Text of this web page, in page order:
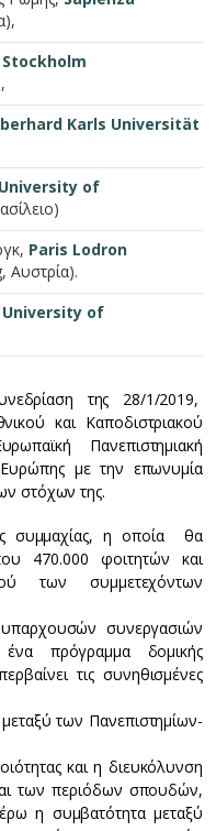
Stockholm
Karls Universität
University of
Paris Lodron
Αυστρία).
University of
της 28/1/2019,
και Καποδιστριακού
Πανεπιστημιακή
με την επωνυμία
στόχων της.
συμμαχίας, η οποία θα
470.000 φοιτητών και
των συμμετεχόντων
συνεργασιών
πρόγραμμα δομικής
τις συνηθισμένες
των Πανεπιστημίων-
και η διευκόλυνση
των περιόδων σπουδών,
η συμβατότητα μεταξύ